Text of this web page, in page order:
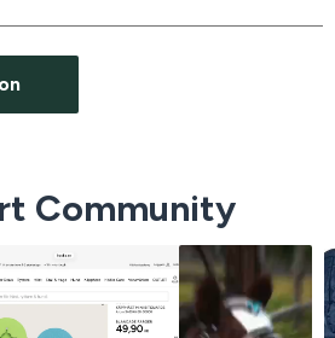
Community